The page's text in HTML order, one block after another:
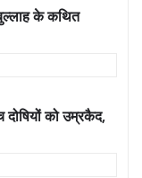
के कथित
दोषियों को उम्रकैद,